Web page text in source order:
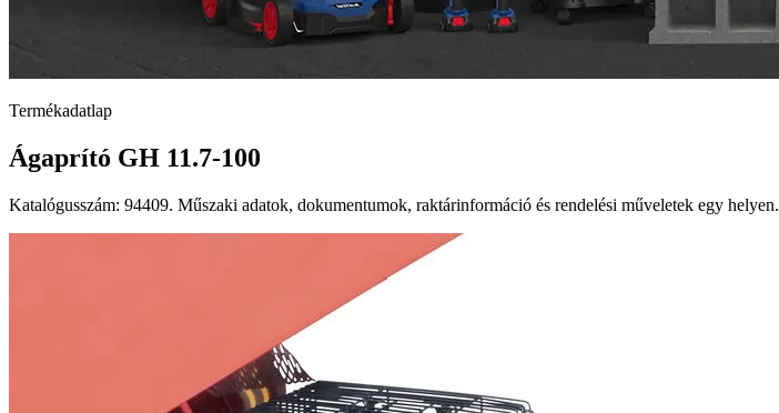
Termékadatlap
Ágaprító GH 11.7-100
Katalógusszám: 94409. Műszaki adatok, dokumentumok, raktárinformáció és rendelési műveletek egy helyen.